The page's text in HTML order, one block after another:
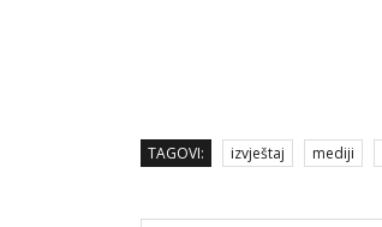
TAGOVI: izvještaj mediji